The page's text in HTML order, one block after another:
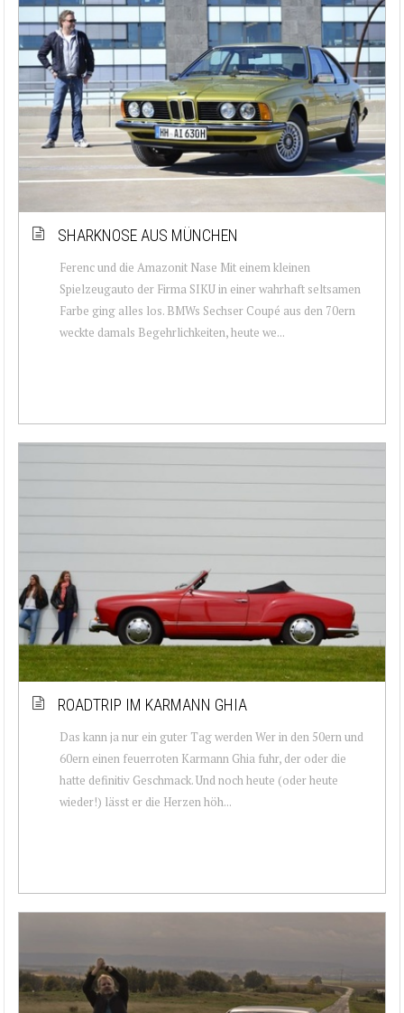
SHARKNOSE AUS MÜNCHEN
Ferenc und die Amazonit Nase Mit einem kleinen
Spielzeugauto der Firma SIKU in einer wahrhaft seltsamen
Farbe ging alles los. BMWs Sechser Coupé aus den 70ern
weckte damals Begehrlichkeiten, heute we...
ROADTRIP IM KARMANN GHIA
Das kann ja nur ein guter Tag werden Wer in den 50ern und
60ern einen feuerroten Karmann Ghia fuhr, der oder die
hatte definitiv Geschmack. Und noch heute (oder heute
wieder!) lässt er die Herzen höh...